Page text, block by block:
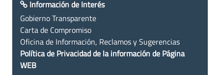
Información de Interés
Gobierno Transparente
Carta de Compromiso
Oficina de Información, Reclamos y Sugerencias
Política de Privacidad de la información de Página
WEB